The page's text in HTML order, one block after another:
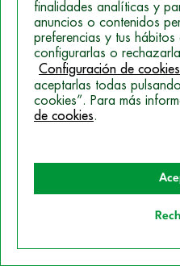
Conecta con
Contacto
Llámanos
Escríbenos
finalidades analíticas y
anuncios o contenidos
preferencias y tus hábitos
configurarlas o
Configuración de cookies
aceptarlas todas
cookies”. Para más
de cookies.